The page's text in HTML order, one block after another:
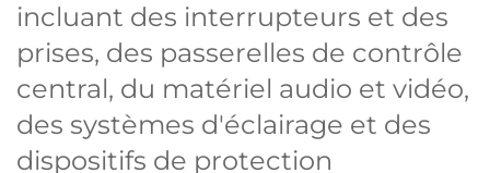
incluant des interrupteurs et des
prises, des passerelles de contrôle
central, du matériel audio et vidéo,
des systèmes d'éclairage et des
dispositifs de protection